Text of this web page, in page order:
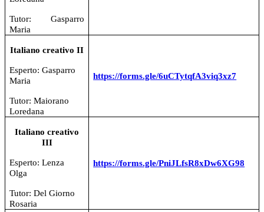
Tutor: Gasparro
Maria
Italiano creativo II
Esperto: Gasparro
Maria
Tutor: Maiorano
Loredana
https://forms.gle/6uCTytqfA3viq3xz7
Italiano creativo
III
Esperto: Lenza
Olga
Tutor: Del Giorno
Rosaria
https://forms.gle/PniJLfsR8xDw6XG98